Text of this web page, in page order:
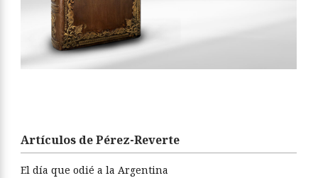
Artículos de Pérez-Reverte
El día que odié a la Argentina